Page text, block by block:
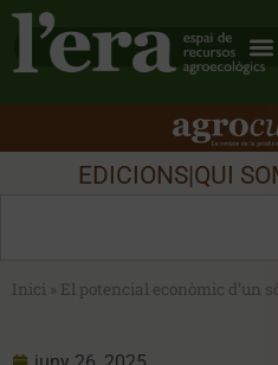
EDICIONS|QUI
Inici » El potencial econòmic d’un